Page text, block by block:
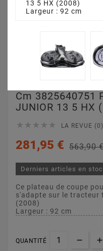
Cm 3825640751
JUNIOR 13 5 HX
     LA REVUE (0)
281,95 € 563,90
Derniers articles en
Ce plateau de coupe
s'adapte sur le tracteur
(2008)
Largeur : 92 cm
QUANTITÉ
13 5 HX (2008)
Largeur : 92 cm